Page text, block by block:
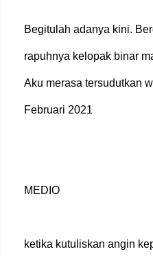
Begitulah adanya kini.
rapuhnya kelopak binar
Aku merasa tersudutkan
Februari 2021
MEDIO
ketika kutuliskan angin